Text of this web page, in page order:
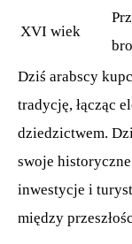
XVI wiek
Dziś arabscy
tradycję, łącząc
dziedzictwem.
swoje
inwestycje i
między